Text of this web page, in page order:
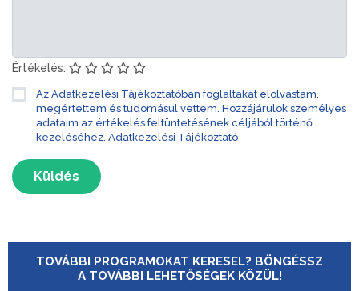
Értékelés:
Az Adatkezelési Tájékoztatóban foglaltakat elolvastam,
megértettem és tudomásul vettem. Hozzájárulok személyes
adataim az értékelés feltüntetésének céljából történő
kezeléséhez. Adatkezelési Tájékoztató
Küldés
TOVÁBBI PROGRAMOKAT KERESEL? BÖNGÉSSZ
A TOVÁBBI LEHETŐSÉGEK KÖZÜL!